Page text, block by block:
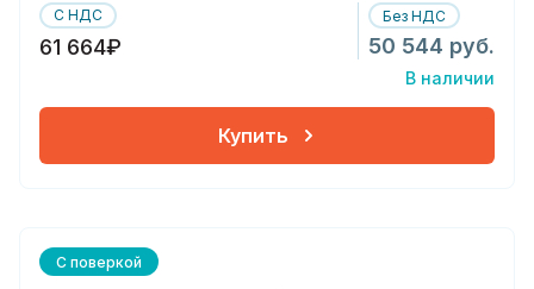
С НДС
61 664₽
Без НДС
50 544 руб.
В наличии
Купить
С поверкой